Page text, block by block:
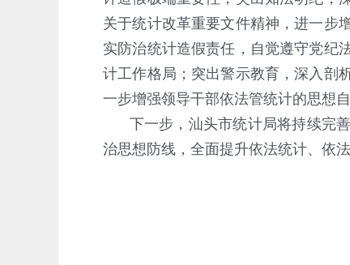
关于统计改革重要文件精神，进一步
实防治统计造假责任，自觉遵守党纪
计工作格局；突出警示教育，深入剖
一步增强领导干部依法管统计的思想
下一步，汕头市统计局将持续完
治思想防线，全面提升依法统计、依